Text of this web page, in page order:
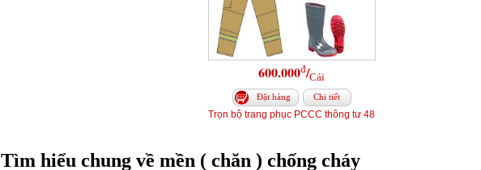
600.000đ/Cái
Đặt hàng Chi tiết
Trọn bộ trang phục PCCC thông tư 48
Tìm hiểu chung về mền ( chăn ) chống cháy